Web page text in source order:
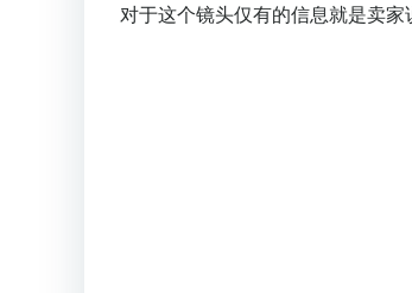
对于这个镜头仅有的信息就是卖家